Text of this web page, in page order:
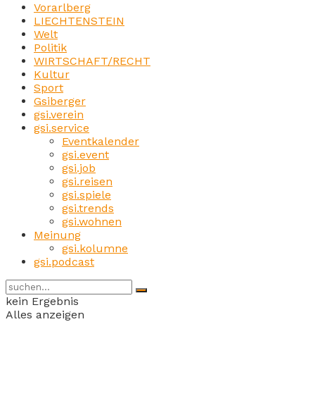
Vorarlberg
LIECHTENSTEIN
Welt
Politik
WIRTSCHAFT/RECHT
Kultur
Sport
Gsiberger
gsi.verein
gsi.service
Eventkalender
gsi.event
gsi.job
gsi.reisen
gsi.spiele
gsi.trends
gsi.wohnen
Meinung
gsi.kolumne
gsi.podcast
kein Ergebnis
Alles anzeigen